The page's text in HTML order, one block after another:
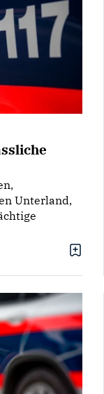
Unterland,